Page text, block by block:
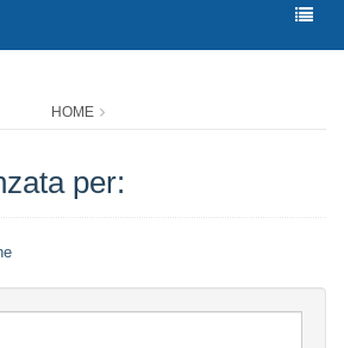
HOME
per: